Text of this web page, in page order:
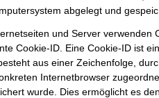
abgelegt und
und Server verwenden
Cookie-ID. Eine Cookie-ID ist
aus einer Zeichenfolge,
Internetbrowser
wurde. Dies ermöglicht es